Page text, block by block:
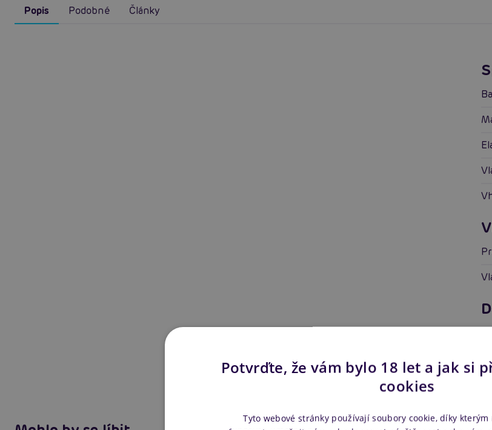
Popis Podobné Články
Potvrďte, že vám bylo 18 let a jak si
cookies
Tyto webové stránky používají soubory cookie, díky